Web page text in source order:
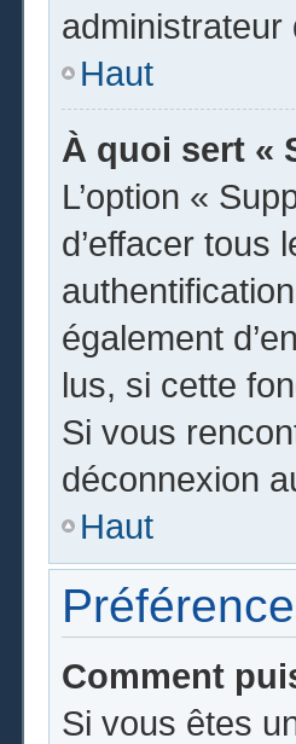
administrateur
Haut
À quoi sert «
L’option «
d’effacer tous
également
lus, si cette
Si vous
déconnexion
Haut
Comment
Si vous êtes